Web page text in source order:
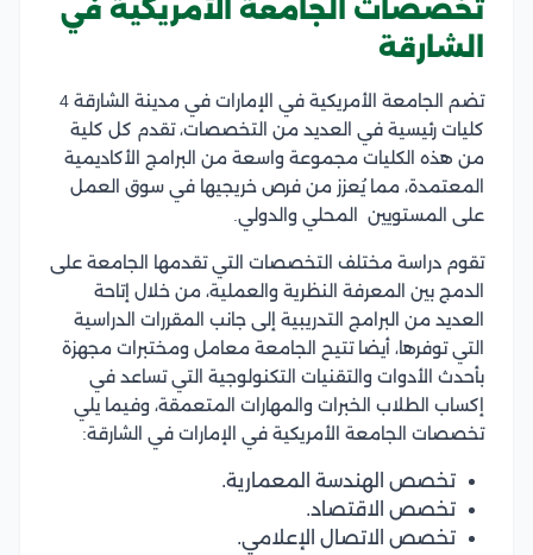
تخصصات الجامعة الأمريكية في
الشارقة
تضم الجامعة الأمريكية في الإمارات في مدينة الشارقة 4
كليات رئيسية في العديد من التخصصات، تقدم كل كلية
من هذه الكليات مجموعة واسعة من البرامج الأكاديمية
المعتمدة، مما يُعزز من فرص خريجيها في سوق العمل
على المستويين المحلي والدولي.
تقوم دراسة مختلف التخصصات التي تقدمها الجامعة على
الدمج بين المعرفة النظرية والعملية، من خلال إتاحة
العديد من البرامج التدريبية إلى جانب المقررات الدراسية
التي توفرها، أيضا تتيح الجامعة معامل ومختبرات مجهزة
بأحدث الأدوات والتقنيات التكنولوجية التي تساعد في
إكساب الطلاب الخبرات والمهارات المتعمقة، وفيما يلي
تخصصات الجامعة الأمريكية في الإمارات في الشارقة:
تخصص الهندسة المعمارية.
تخصص الاقتصاد.
تخصص الاتصال الإعلامي.